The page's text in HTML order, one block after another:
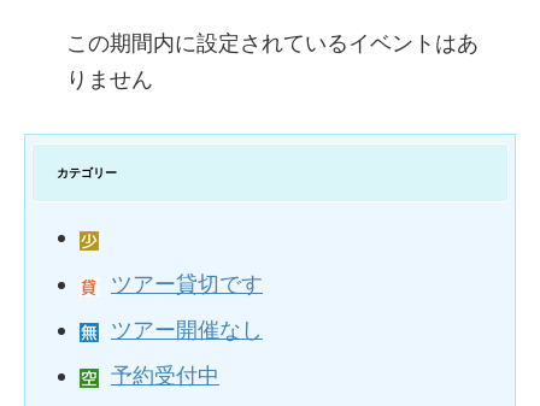
この期間内に設定されているイベントはあ
りません
カテゴリー
ツアー貸切です
ツアー開催なし
予約受付中